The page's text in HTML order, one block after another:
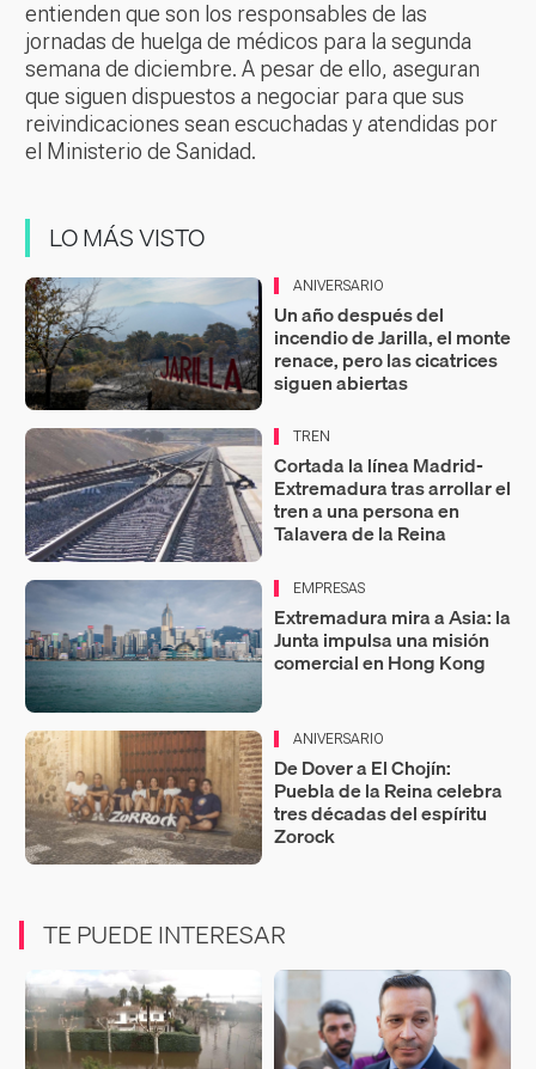
entienden que son los responsables de las
jornadas de huelga de médicos para la segunda
semana de diciembre. A pesar de ello, aseguran
que siguen dispuestos a negociar para que sus
reivindicaciones sean escuchadas y atendidas por
el Ministerio de Sanidad.
LO MÁS VISTO
ANIVERSARIO
Un año después del
incendio de Jarilla, el monte
renace, pero las cicatrices
siguen abiertas
TREN
Cortada la línea Madrid-
Extremadura tras arrollar el
tren a una persona en
Talavera de la Reina
EMPRESAS
Extremadura mira a Asia: la
Junta impulsa una misión
comercial en Hong Kong
ANIVERSARIO
De Dover a El Chojín:
Puebla de la Reina celebra
tres décadas del espíritu
Zorock
TE PUEDE INTERESAR